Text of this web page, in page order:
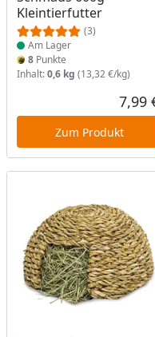
Kleintierfutter
(3)
Am Lager
8 Punkte
Inhalt:0,6 kg (13,32 €/kg)
7,99
Zum Produkt